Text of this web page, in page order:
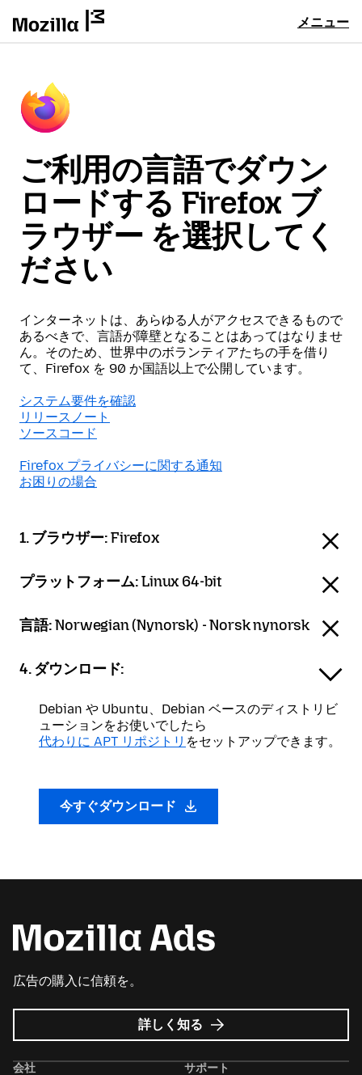
メニュー
ご利用の言語でダウン
ロードする Firefox ブ
ラウザー を選択してく
ださい
インターネットは、あらゆる人がアクセスできるもので
あるべきで、言語が障壁となることはあってはなりませ
ん。そのため、世界中のボランティアたちの手を借り
て、Firefox を 90 か国語以上で公開しています。
システム要件を確認
リリースノート
ソースコード
Firefox プライバシーに関する通知
お困りの場合
1. ブラウザー:Firefox
プラットフォーム:Linux 64-bit
言語:Norwegian (Nynorsk) - Norsk nynorsk
4. ダウンロード:
Debian や Ubuntu、Debian ベースのディストリビ
ューションをお使いでしたら
代わりに APT リポジトリ をセットアップできます。
今すぐダウンロード
広告の購入に信頼を。
Mozilla
広
詳しく知る
会社 サポート